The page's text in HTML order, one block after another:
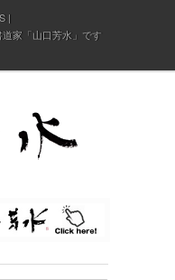
家「山口芳水」です